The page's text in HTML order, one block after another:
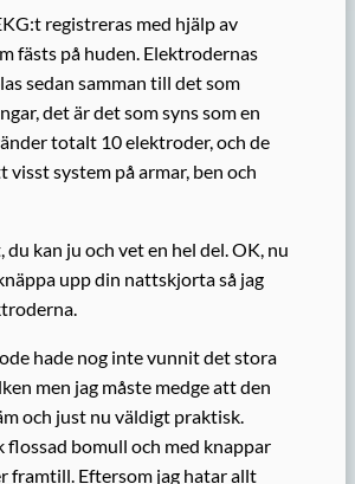
registreras med hjälp av
fästs på huden. Elektrodernas
sedan samman till det som
det är det som syns som en
totalt 10 elektroder, och de
visst system på armar, ben och
du kan ju och vet en hel del. OK, nu
upp din nattskjorta så jag
hade nog inte vunnit det stora
men jag måste medge att den
och just nu väldigt praktisk.
flossad bomull och med knappar
framtill. Eftersom jag hatar allt